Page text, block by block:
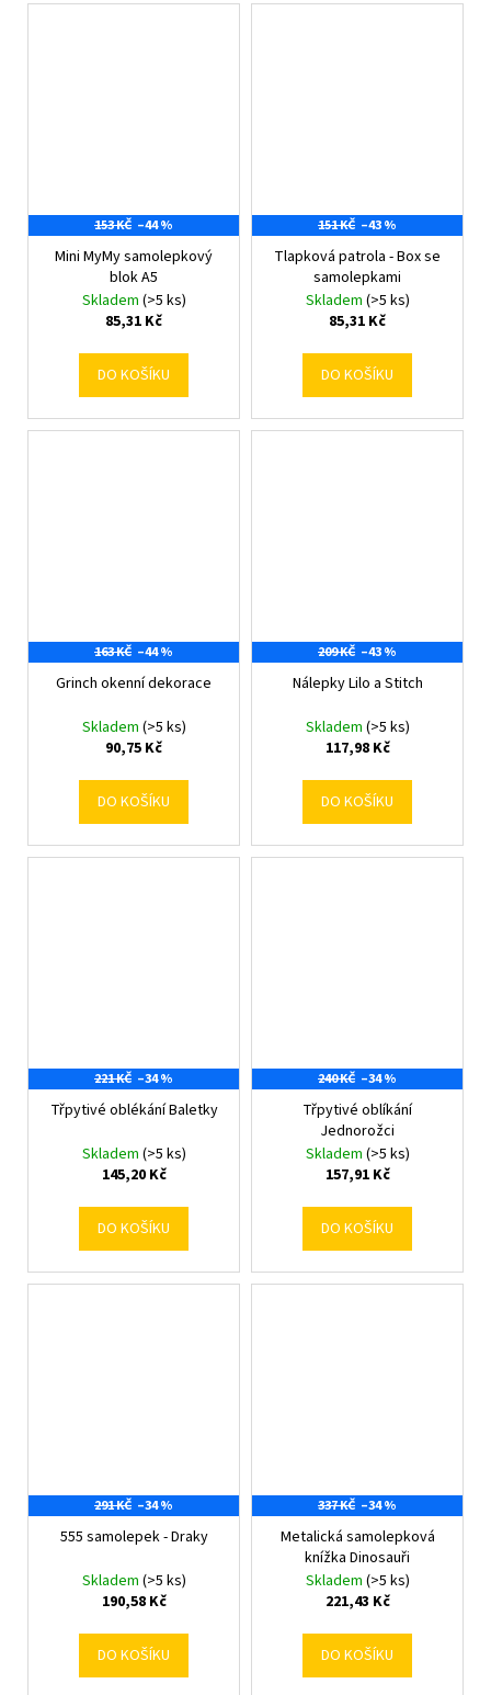
153 KČ –44 %
Mini MyMy samolepkový
blok A5
Skladem (>5 ks)
85,31 Kč
DO KOŠÍKU
151 KČ –43 %
Tlapková patrola - Box se
samolepkami
Skladem (>5 ks)
85,31 Kč
DO KOŠÍKU
163 KČ –44 %
Grinch okenní dekorace
Skladem (>5 ks)
90,75 Kč
DO KOŠÍKU
209 KČ –43 %
Nálepky Lilo a Stitch
Skladem (>5 ks)
117,98 Kč
DO KOŠÍKU
221 KČ –34 %
Třpytivé oblékání Baletky
Skladem (>5 ks)
145,20 Kč
DO KOŠÍKU
240 KČ –34 %
Třpytivé oblíkání
Jednorožci
Skladem (>5 ks)
157,91 Kč
DO KOŠÍKU
291 KČ –34 %
555 samolepek - Draky
Skladem (>5 ks)
190,58 Kč
DO KOŠÍKU
337 KČ –34 %
Metalická samolepková
knížka Dinosauři
Skladem (>5 ks)
221,43 Kč
DO KOŠÍKU